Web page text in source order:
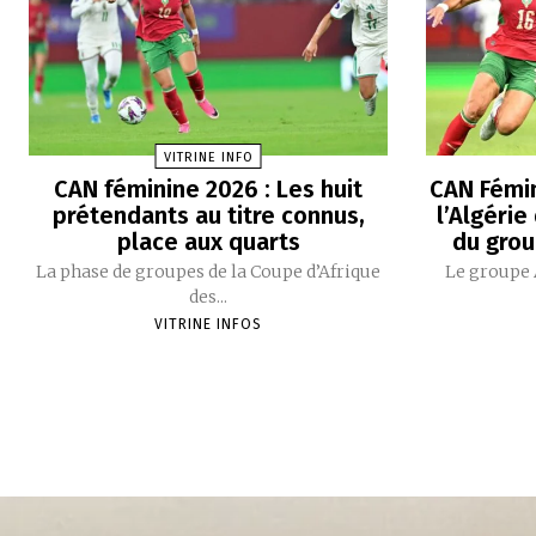
VITRINE INFO
CAN féminine 2026 : Les huit
prétendants au titre connus,
place aux quarts
La phase de groupes de la Coupe d’Afrique
des...
VITRINE INFOS
CAN
du
Le groupe